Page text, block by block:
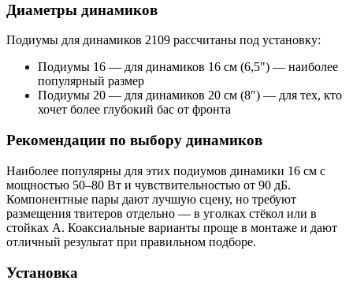
Диаметры динамиков
Подиумы для динамиков 2109 рассчитаны под установку:
Подиумы 16 — для динамиков 16 см (6,5") — наиболее
популярный размер
Подиумы 20 — для динамиков 20 см (8") — для тех, кто
хочет более глубокий бас от фронта
Рекомендации по выбору динамиков
Наиболее популярны для этих подиумов динамики 16 см с
мощностью 50–80 Вт и чувствительностью от 90 дБ.
Компонентные пары дают лучшую сцену, но требуют
размещения твитеров отдельно — в уголках стёкол или в
стойках А. Коаксиальные варианты проще в монтаже и дают
отличный результат при правильном подборе.
Установка